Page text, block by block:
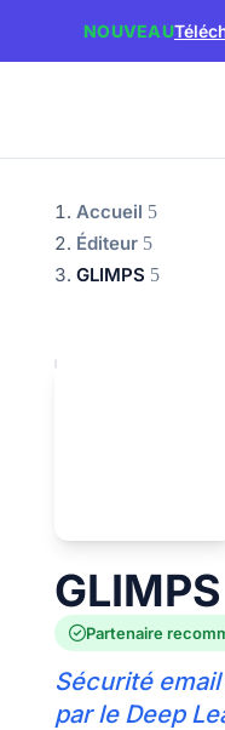
NOUVEAU
Accueil
Éditeur
GLIMPS
GLIMPS
Partenaire
Sécurité
par le Deep